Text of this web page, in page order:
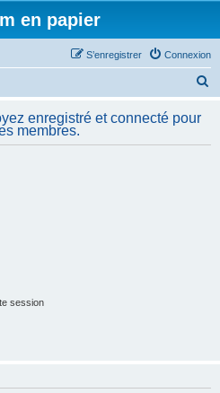
en papier
Connexion
S’enregistrer
h
enregistré et connecté pour
membres.
session